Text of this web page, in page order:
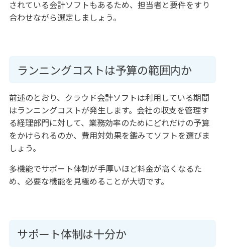
されている会計ソフトもあるため、担当者と要件をすり
合わせながら選定しましょう。
ランニングコストは予算の範囲内か
前述のとおり、クラウド会計ソフトは利用している期間
はランニングコストが発生します。会社の収支を管理す
る経理部門に対して、業務効率のためにどれだけの予算
をかけられるのか、費用対効果を鑑みてソフトを選びま
しょう。
多機能でサポート体制が手厚いほど料金が高くなるた
め、必要な機能を見極めることが大切です。
サポート体制は十分か